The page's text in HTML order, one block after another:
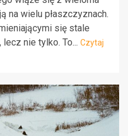
na wielu płaszczyznach.
się stale
nie tylko. To... Czytaj